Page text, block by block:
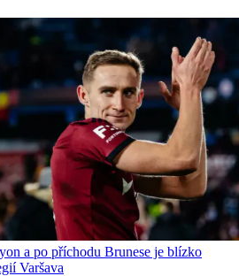
a po příchodu Brunese je blízko
Varšava